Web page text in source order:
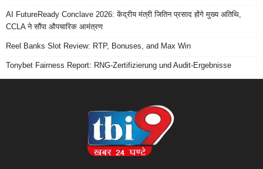
AI FutureReady Conclave 2026: केंद्रीय मंत्री जितिन प्रसाद होंगे मुख्य अतिथि,
CCLA ने सौंपा औपचारिक आमंत्रण
Reel Banks Slot Review: RTP, Bonuses, and Max Win
Tonybet Fairness Report: RNG-Zertifizierung und Audit-Ergebnisse